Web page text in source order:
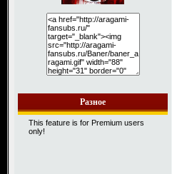
Разное
This feature is for Premium users
only!